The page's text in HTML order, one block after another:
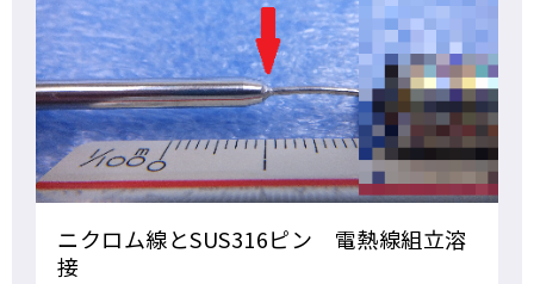
ニクロム線とSUS316ピン 電熱線組立溶
接